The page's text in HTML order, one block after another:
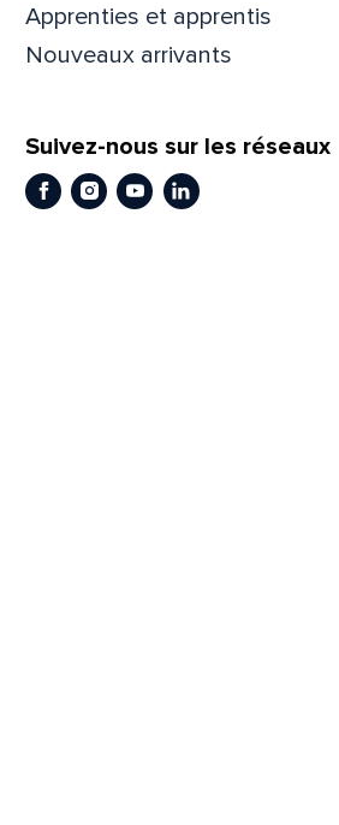
Apprenties et apprentis
Nouveaux arrivants
Suivez-nous sur les réseaux
Facebook
Instagram
YoutubeLinkedIn